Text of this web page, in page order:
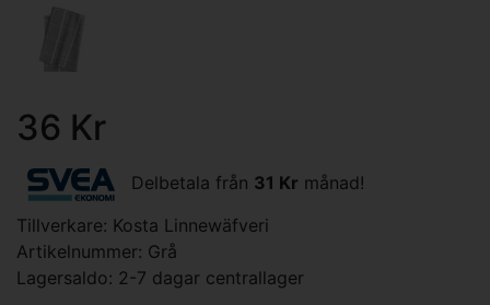
36 Kr
Delbetala från 31 Kr månad!
Tillverkare: Kosta Linnewäfveri
Artikelnummer: Grå
Lagersaldo: 2-7 dagar centrallager